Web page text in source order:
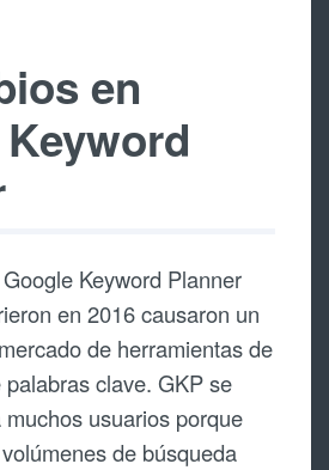
en
Keyword Planner
en 2016 causaron un
de herramientas de
clave. GKP se
usuarios porque
de búsqueda